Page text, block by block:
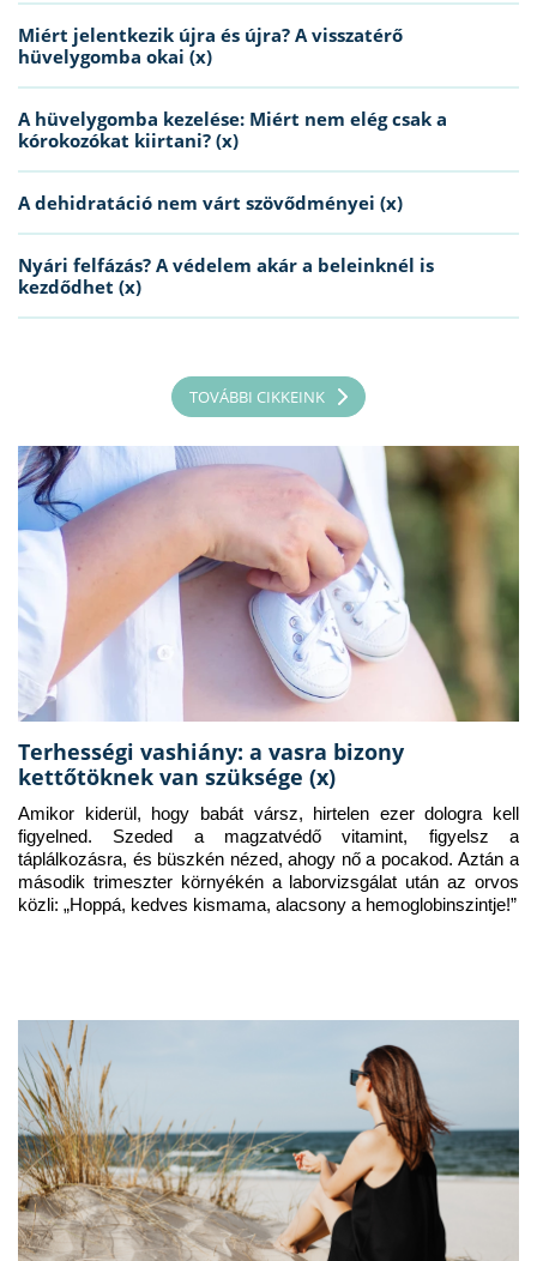
Miért jelentkezik újra és újra? A visszatérő
hüvelygomba okai (x)
A hüvelygomba kezelése: Miért nem elég csak a
kórokozókat kiirtani? (x)
A dehidratáció nem várt szövődményei (x)
Nyári felfázás? A védelem akár a beleinknél is
kezdődhet (x)
TOVÁBBI CIKKEINK
Terhességi vashiány: a vasra bizony
kettőtöknek van szüksége (x)
Amikor kiderül, hogy babát vársz, hirtelen ezer dologra kell
figyelned. Szeded a magzatvédő vitamint, figyelsz a
táplálkozásra, és büszkén nézed, ahogy nő a pocakod. Aztán a
második trimeszter környékén a laborvizsgálat után az orvos
közli: „Hoppá, kedves kismama, alacsony a hemoglobinszintje!”